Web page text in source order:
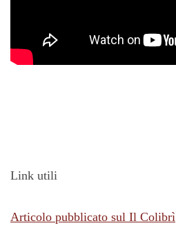
Link utili
Articolo pubblicato sul Il Colibrì